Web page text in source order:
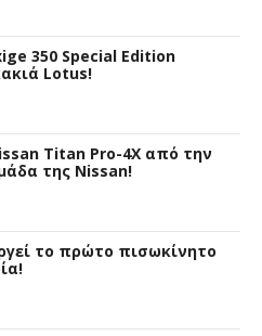
350 Special Edition
Lotus!
Titan Pro-4X από την
της Nissan!
το πρώτο πισωκίνητο